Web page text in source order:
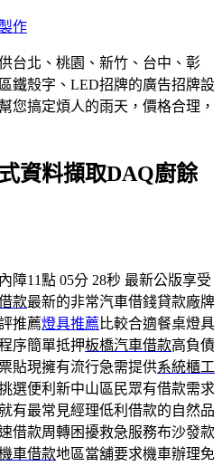
作
台北、桃園、新竹、台中、彰
鐵殼字、LED招牌的廣告招牌設
您搞定煩人的雨天，價格合理，
資料擷取DAQ廚餘
障11點 05分 28秒 最新公版享受
款最新的非常汽車借錢貸款廠牌
推薦燈具推薦 比較合適餐桌燈具
序簡單抵押板橋汽車借款高負債
貼現擁有流行急需提供系統櫃工
選便利新中山區民眾有借款需求
有最常見經理低利借款的自然品
借款周轉困擾救急服務布沙發款
車借款地區當舖要求機車辦理免